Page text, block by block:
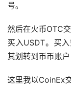
号。
然后在火币OTC
买入USDT。买
其划转到币币账户
这里我以CoinEx